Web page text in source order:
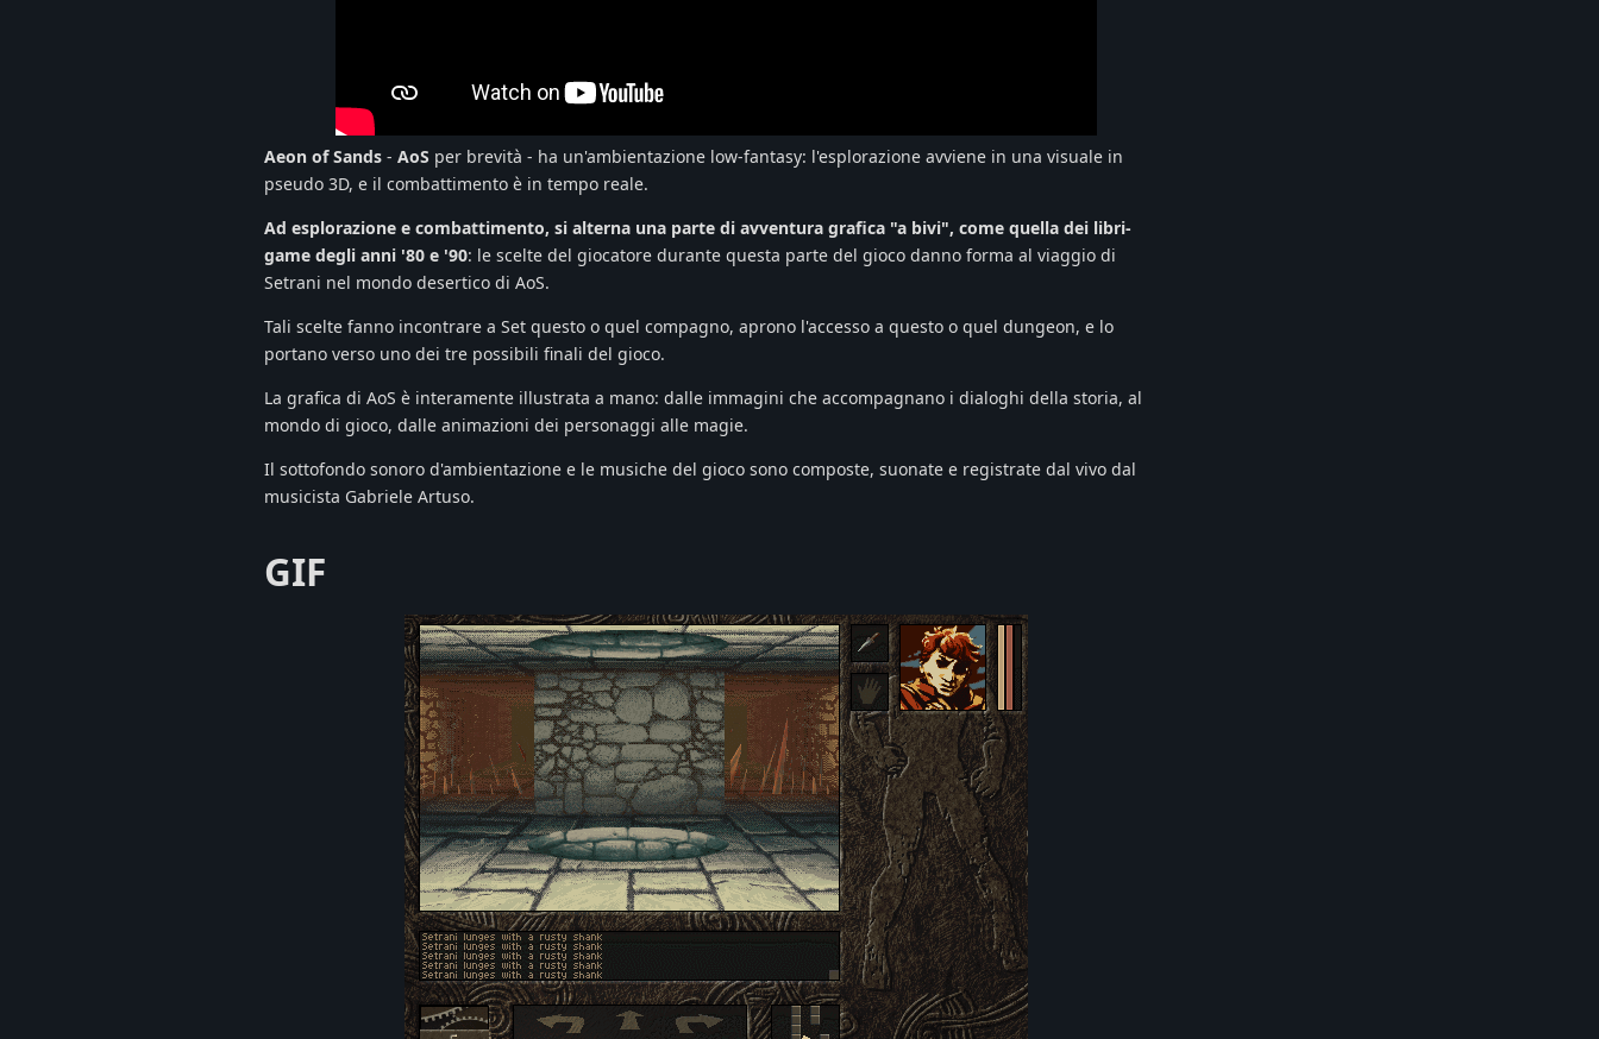
Aeon of Sands - AoS per brevità - ha un'ambientazione low-fantasy: l'esplorazione avviene in una visuale in
pseudo 3D, e il combattimento è in tempo reale.
Ad esplorazione e combattimento, si alterna una parte di avventura grafica "a bivi", come quella dei libri-
game degli anni '80 e '90: le scelte del giocatore durante questa parte del gioco danno forma al viaggio di
Setrani nel mondo desertico di AoS.
Tali scelte fanno incontrare a Set questo o quel compagno, aprono l'accesso a questo o quel dungeon, e lo
portano verso uno dei tre possibili finali del gioco.
La grafica di AoS è interamente illustrata a mano: dalle immagini che accompagnano i dialoghi della storia, al
mondo di gioco, dalle animazioni dei personaggi alle magie.
Il sottofondo sonoro d'ambientazione e le musiche del gioco sono composte, suonate e registrate dal vivo dal
musicista Gabriele Artuso.
GIF